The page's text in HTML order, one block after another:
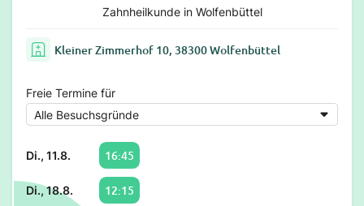
Zahnheilkunde in Wolfenbüttel
Kleiner Zimmerhof 10, 38300 Wolfenbüttel
Freie Termine für
Di., 11.8. 16:45
Di., 18.8. 12:15